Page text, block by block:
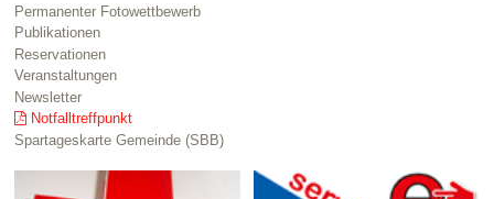
Permanenter Fotowettbewerb
Publikationen
Reservationen
Veranstaltungen
Newsletter
Notfalltreffpunkt
Spartageskarte Gemeinde (SBB)